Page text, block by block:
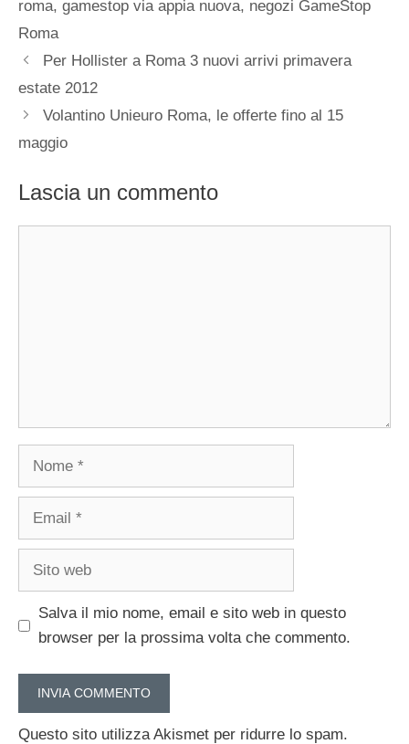
roma, gamestop via appia nuova, negozi GameStop
Roma
Per Hollister a Roma 3 nuovi arrivi primavera
estate 2012
Volantino Unieuro Roma, le offerte fino al 15
maggio
Lascia un commento
Nome
Email
Sito
Salva il mio nome, email e sito web in questo
browser per la prossima volta che commento.
Questo sito utilizza Akismet per ridurre lo spam.